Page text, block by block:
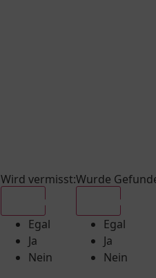
Wird vermisst:
Egal
Ja
Nein
Wurde
Egal
Ja
Nein